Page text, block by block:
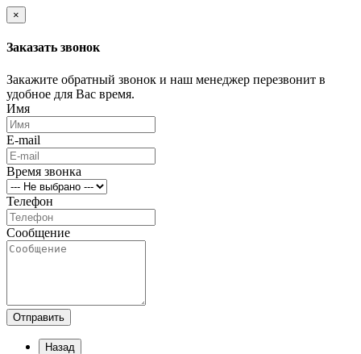
×
Заказать звонок
Закажите обратный звонок и наш менеджер перезвонит в
удобное для Вас время.
Имя
E-mail
Время звонка
Телефон
Сообщение
Отправить
Назад